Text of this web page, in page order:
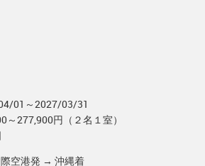
01～2027/03/31
～277,900円（２名１室）
空港発 → 沖縄着